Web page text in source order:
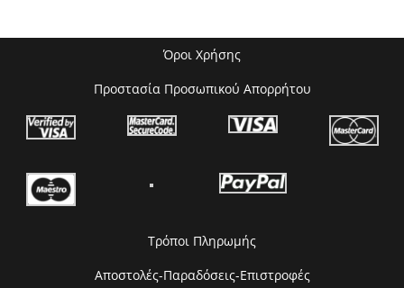
Όροι Χρήσης
Προστασία Προσωπικού Απορρήτου
Τρόποι Πληρωμής
Αποστολές-Παραδόσεις-Επιστροφές